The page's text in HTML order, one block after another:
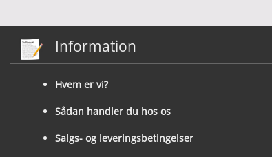
Information
Hvem er vi?
Sådan handler du hos os
Salgs- og leveringsbetingelser